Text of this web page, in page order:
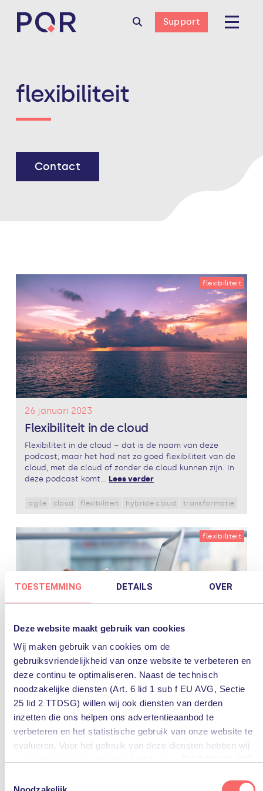
TOESTEMMING DETAILS OVER
Deze website maakt gebruik van cookies
Wij maken gebruik van cookies om de
gebruiksvriendelijkheid van onze website te verbeteren en
deze continu te optimaliseren. Naast de technisch
noodzakelijke diensten (Art. 6 lid 1 sub f EU AVG, Sectie
25 lid 2 TTDSG) willen wij ook diensten van derden
inzetten die ons helpen ons advertentieaanbod te
verbeteren en het statistische gebruik van onze website te
evalueren. Voor het gebruik van deze diensten hebben wij
Support
flexibiliteit
Contact
flexibiliteit
26 januari 2023
Flexibiliteit in de cloud
Flexibiliteit in de cloud – dat is de naam van deze
podcast, maar het had net zo goed flexibiliteit van de
cloud, met de cloud of zonder de cloud kunnen zijn. In
deze podcast komt... Lees verder
agile cloud flexibiliteit hybride cloud transformatie
flexibiliteit
6 mei 2021
Werkplekmigratie naar de cloud:
nuttig of bezigheidstherapie?
naar de cloud te migreren. Vaak worden de voordelen
hiervan bekeken vanuit het IT-perspectief, zoals
eenvoudiger en minder beheer, flexibiliteit en overal
Werkplekmigratie